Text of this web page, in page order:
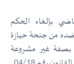
بإلغاء الحكم
ضده من جنحة حيازة
بصفة غير مشروعة